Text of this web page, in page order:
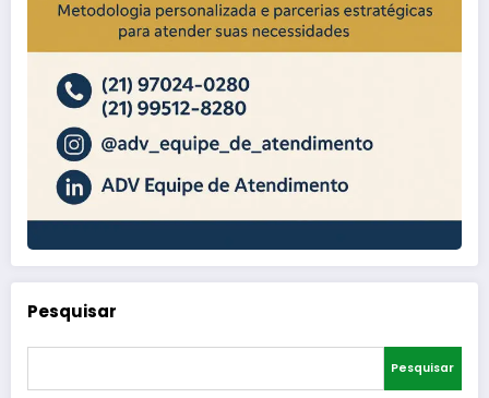
Pesquisar
Pesquisar